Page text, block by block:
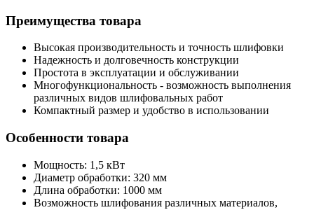
Преимущества товара
Высокая производительность и точность шлифовки
Надежность и долговечность конструкции
Простота в эксплуатации и обслуживании
Многофункциональность - возможность выполнения
различных видов шлифовальных работ
Компактный размер и удобство в использовании
Особенности товара
Мощность: 1,5 кВт
Диаметр обработки: 320 мм
Длина обработки: 1000 мм
Возможность шлифования различных материалов,